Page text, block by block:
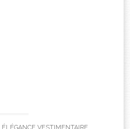
ÉLÉGANCE VESTIMENTAIRE.